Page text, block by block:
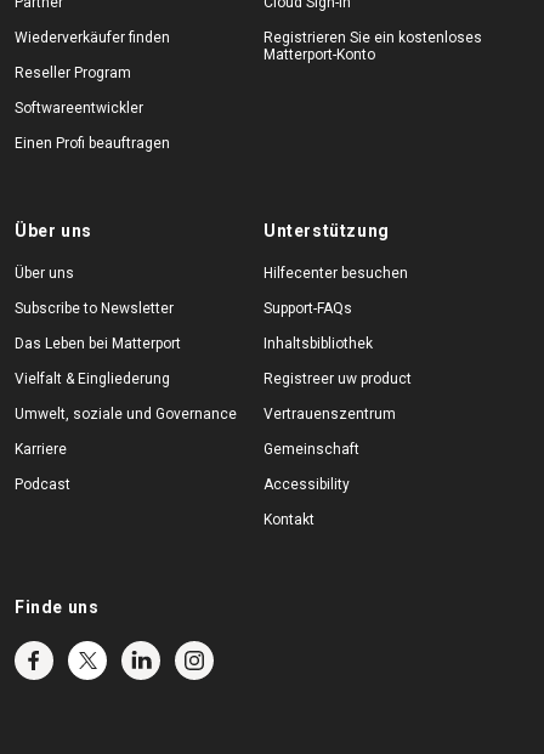
Wiederverkäufer finden
Reseller Program
Softwareentwickler
Einen Profi beauftragen
Registrieren Sie ein kostenloses
Matterport-Konto
Über uns
Über uns
Subscribe to Newsletter
Das Leben bei Matterport
Vielfalt & Eingliederung
Umwelt, soziale und Governance
Karriere
Podcast
Unterstützung
Hilfecenter besuchen
Support-FAQs
Inhaltsbibliothek
Registreer uw product
Vertrauenszentrum
Gemeinschaft
Accessibility
Kontakt
Finde uns